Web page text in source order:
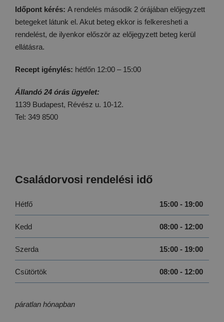
Időpont kérés: A rendelés második 2 órájában előjegyzett
betegeket látunk el. Akut beteg ekkor is felkeresheti a
rendelést, de ilyenkor először az előjegyzett beteg kerül
ellátásra.
Recept igénylés: hétfőn 12:00 – 15:00
Állandó 24 órás ügyelet:
1139 Budapest, Révész u. 10-12.
Tel: 349 8500
Családorvosi rendelési idő
Hétfő 15:00 - 19:00
Kedd 08:00 - 12:00
Szerda 15:00 - 19:00
Csütörtök 08:00 - 12:00
páratlan hónapban